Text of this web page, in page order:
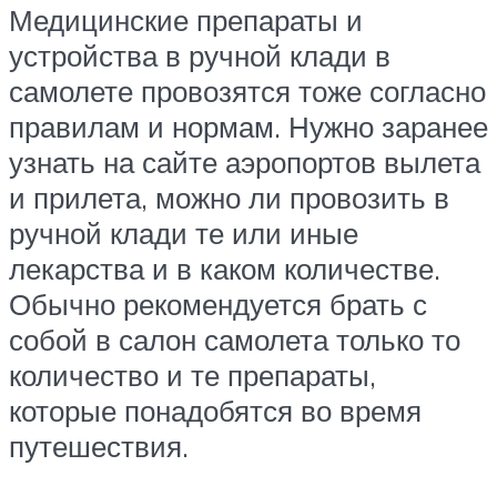
Медицинские препараты и
устройства в ручной клади в
самолете провозятся тоже согласно
правилам и нормам. Нужно заранее
узнать на сайте аэропортов вылета
и прилета, можно ли провозить в
ручной клади те или иные
лекарства и в каком количестве.
Обычно рекомендуется брать с
собой в салон самолета только то
количество и те препараты,
которые понадобятся во время
путешествия.